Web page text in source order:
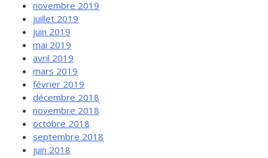
novembre 2019
juillet 2019
juin 2019
mai 2019
avril 2019
mars 2019
février 2019
décembre 2018
novembre 2018
octobre 2018
septembre 2018
juin 2018